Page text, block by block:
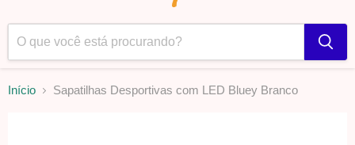
Início Sapatilhas Desportivas com LED Bluey Branco